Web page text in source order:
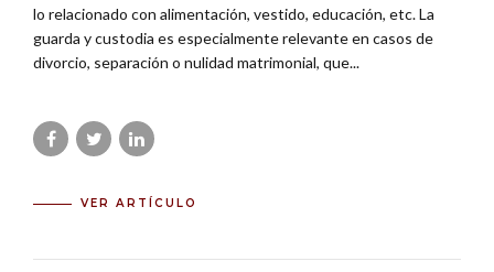
lo relacionado con alimentación, vestido, educación, etc. La
guarda y custodia es especialmente relevante en casos de
divorcio, separación o nulidad matrimonial, que...
VER ARTÍCULO